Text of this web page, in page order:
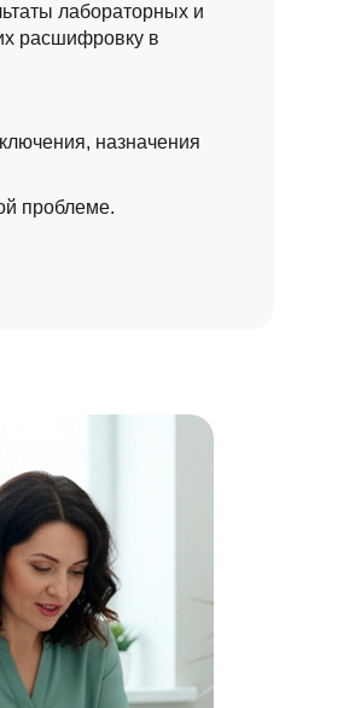
лабораторных и
расшифровку в
назначения
проблеме.